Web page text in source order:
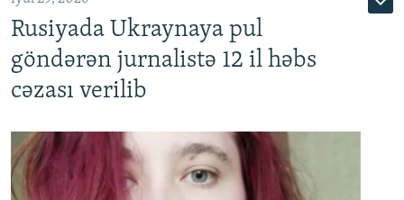
Rusiyada Ukraynaya pul
göndərən jurnalistə 12 il həbs
cəzası verilib